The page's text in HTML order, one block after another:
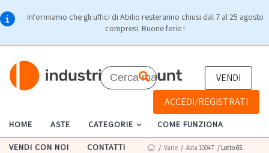
Informiamo che gli uffici di Abilio resteranno chiusi dal 7 al 25 agosto
compresi. Buone ferie !
VENDI
ACCEDI/REGISTRATI
HOME ASTE CATEGORIE COME FUNZIONA
VENDI CON NOI CONTATTI / Varie / Asta 10047 / Lotto 65